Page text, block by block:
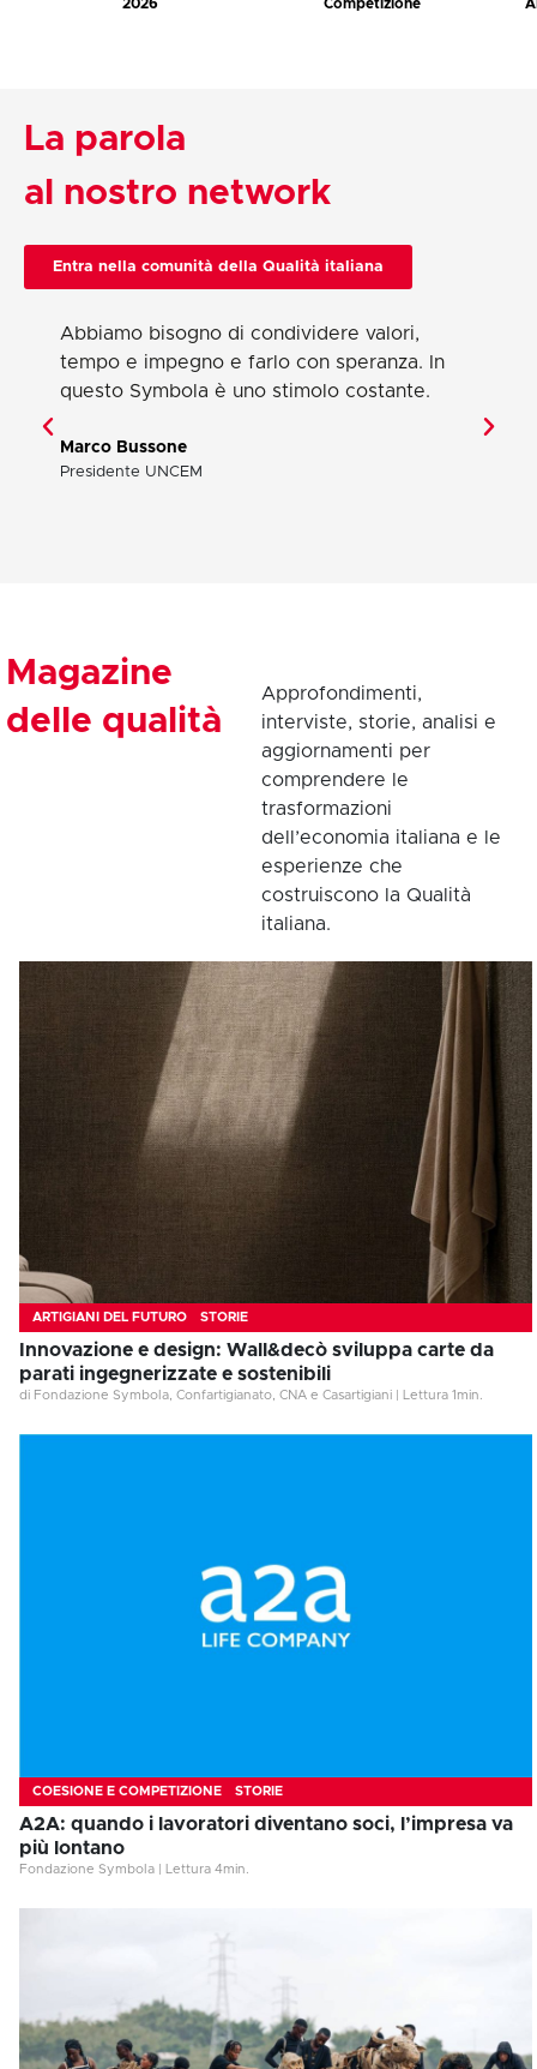
2026
Competizione
La parola
al nostro network
Entra nella comunità della Qualità italiana
Abbiamo bisogno di condividere valori,
tempo e impegno e farlo con speranza. In
questo Symbola è uno stimolo costante.
Marco Bussone
Presidente UNCEM
Magazine
delle qualità
Approfondimenti,
interviste, storie, analisi e
aggiornamenti per
comprendere le
trasformazioni
dell’economia italiana e le
esperienze che
costruiscono la Qualità
italiana.
ARTIGIANI DEL FUTURO STORIE
Innovazione e design: Wall&decò sviluppa carte da
parati ingegnerizzate e sostenibili
di Fondazione Symbola, Confartigianato, CNA e Casartigiani Lettura 1 min.
COESIONE E COMPETIZIONE STORIE
A2A: quando i lavoratori diventano soci, l’impresa va
più lontano
Fondazione Symbola Lettura 4min.